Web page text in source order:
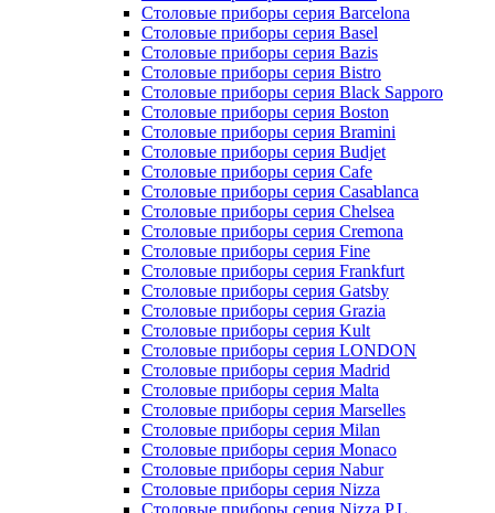
Столовые приборы серия Barcelona
Столовые приборы серия Basel
Столовые приборы серия Bazis
Столовые приборы серия Bistro
Столовые приборы серия Black Sapporo
Столовые приборы серия Boston
Столовые приборы серия Bramini
Столовые приборы серия Budjet
Столовые приборы серия Cafe
Столовые приборы серия Casablanca
Столовые приборы серия Chelsea
Столовые приборы серия Cremona
Столовые приборы серия Fine
Столовые приборы серия Frankfurt
Столовые приборы серия Gatsby
Столовые приборы серия Grazia
Столовые приборы серия Kult
Столовые приборы серия LONDON
Столовые приборы серия Madrid
Столовые приборы серия Malta
Столовые приборы серия Marselles
Столовые приборы серия Milan
Столовые приборы серия Monaco
Столовые приборы серия Nabur
Столовые приборы серия Nizza
Столовые приборы серия Nizza P.L.